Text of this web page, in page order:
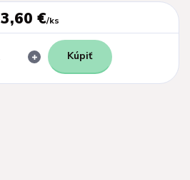
3,60 €/ks
Kúpiť